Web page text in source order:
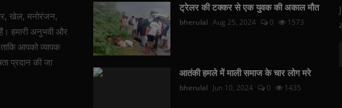
खेल, मनोरंजन,
हमारी अनुभवी और
आपको व्यापक
प्रदान की जा
ट्रेलर की टक्कर से एक युवक की अकाल मौत
bherulal Aug 25, 2024 0 1573
आतंकी हमले में माली समाज के चार लोग मरे
bherulal Jun 10, 2024 0 1435